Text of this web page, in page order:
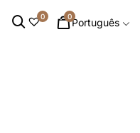
0 0Português